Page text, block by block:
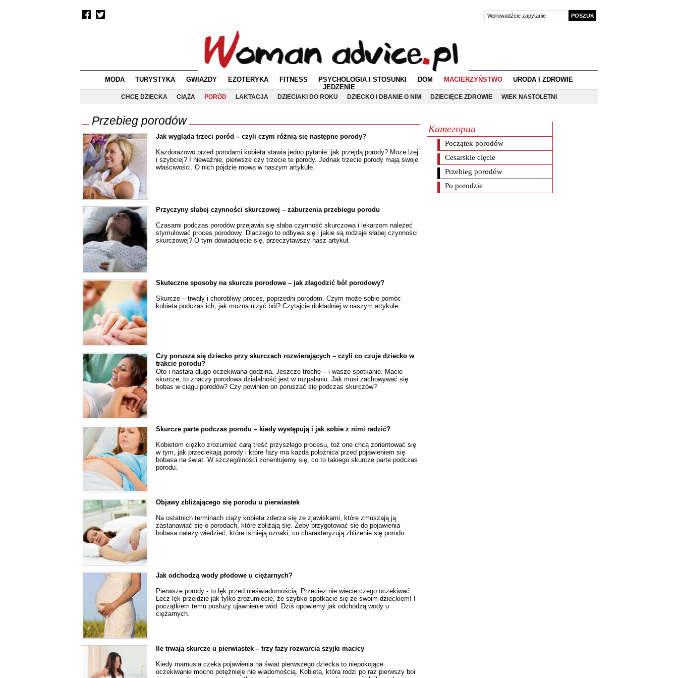
MODA TURYSTYKA GWIAZDY EZOTERYKA FITNESS PSYCHOLOGIA I STOSUNKI DOM MACIERZYŃSTWO
URODA I ZDROWIE
JEDZENIE
CHCĘ DZIECKA
CIĄŻA PORÓD LAKTACJA DZIECIAKI DO ROKU DZIECKO I DBANIE O NIM DZIECIĘCE ZDROWIE WIEK NASTOLETNI
Przebieg porodów
Jak wygląda trzeci poród – czyli czym różnią się następne porody?
Każdorazowo przed porodami kobieta stawia jedno pytanie: jak przejdą porody? Może lżej
i szybciej? I nieważnie, pierwsze czy trzecie te porody. Jednak trzecie porody mają swoje
właściwości. O nich pójdzie mowa w naszym artykule.
Przyczyny słabej czynności skurczowej – zaburzenia przebiegu porodu
Czasami podczas porodów przejawia się słaba czynność skurczowa i lekarzom należeć
stymulować proces porodowy. Dlaczego to odbywa się i jakie są rodzaje słabej czynności
skurczowej? O tym dowiadujecie się, przeczytawszy nasz artykuł.
Skuteczne sposoby na skurcze porodowe – jak złagodzić ból porodowy?
Skurcze – trwały i chorobliwy proces, poprzedni porodom. Czym może sobie pomóc
kobieta podczas ich, jak można ulżyć ból? Czytajcie dokładniej w naszym artykule.
Czy porusza się dziecko przy skurczach rozwierających – czyli co czuje dziecko w
trakcie porodu?
Oto i nastała długo oczekiwana godzina. Jeszcze trochę – i wasze spotkanie. Macie
skurcze, to znaczy porodowa działalność jest w rozpalaniu. Jak musi zachowywać się
bobas w ciągu porodów? Czy powinien on poruszać się podczas skurczów?
Skurcze parte podczas porodu – kiedy występują i jak sobie z nimi radzić?
Kobietom ciężko zrozumieć całą treść przyszłego procesu, toż one chcą zorientować się
w tym, jak przeciekają porody i które fazy ma każda położnica przed pojawieniem się
bobasa na świat. W szczególności zorientujemy się, co to takiego skurcze parte podczas
porodu.
Objawy zbliżającego się porodu u pierwiastek
Na ostatnich terminach ciąży kobieta zderza się ze zjawiskami, które zmuszają ją
zastanawiać się o porodach, które zbliżają się. Żeby przygotować się do pojawienia
bobasa należy wiedzieć, które istnieją oznaki, co charakteryzują zbliżenie się porodu.
Jak odchodzą wody płodowe u ciężarnych?
Pierwsze porody - to lęk przed nieświadomością. Przecież nie wiecie czego oczekiwać.
Lecz lęk przejdzie jak tylko zrozumiecie, że szybko spotkacie się ze swoim dzieckiem! I
początkiem temu posłuży ujawnienie wód. Dziś opowiemy jak odchodzą wody u
ciężarnych.
Ile trwają skurcze u pierwiastek – trzy fazy rozwarcia szyjki macicy
Kiedy mamusia czeka pojawienia na świat pierwszego dziecka to niepokojące
oczekiwanie mocno potężnieje nie wiadomością. Kobieta, która rodzi po raz pierwszy boi
Категории
Początek porodów
Cesarskie cięcie
Przebieg porodów
Po porodzie